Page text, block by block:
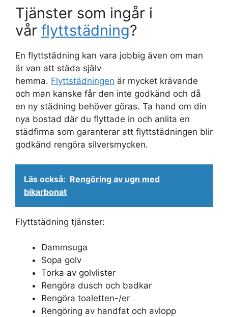
Tjänster som ingår i
vår flyttstädning?
En flyttstädning kan vara jobbig även om man
är van att städa själv
hemma. Flyttstädningen är mycket krävande
och man kanske får den inte godkänd och då
en ny städning behöver göras. Ta hand om din
nya bostad där du flyttade in och anlita en
städfirma som garanterar att flyttstädningen blir
godkänd rengöra silversmycken.
Läs också: Rengöring av ugn med
bikarbonat
Flyttstädning tjänster:
Dammsuga
Sopa golv
Torka av golvlister
Rengöra dusch och badkar
Rengöra toaletten-/er
Rengöring av handfat och avlopp